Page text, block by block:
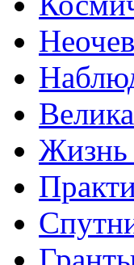
Жизнь